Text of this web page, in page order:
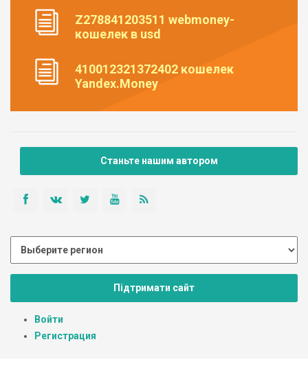
Z278841203511 webmoney-
кошелек в usd
410012321372402 кошелек
Yandex.Money
Станьте нашим автором
Підтримати сайт
Войти
Регистрация